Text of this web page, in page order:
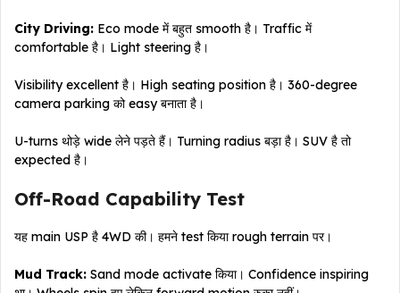
City Driving: Eco mode में बहुत smooth है। Traffic में
comfortable है। Light steering है।
Visibility excellent है। High seating position है। 360-degree
camera parking को easy बनाता है।
U-turns थोड़े wide लेने पड़ते हैं। Turning radius बड़ा है। SUV है तो
expected है।
Off-Road Capability Test
यह main USP है 4WD की। हमने test किया rough terrain पर।
Mud Track: Sand mode activate किया। Confidence inspiring